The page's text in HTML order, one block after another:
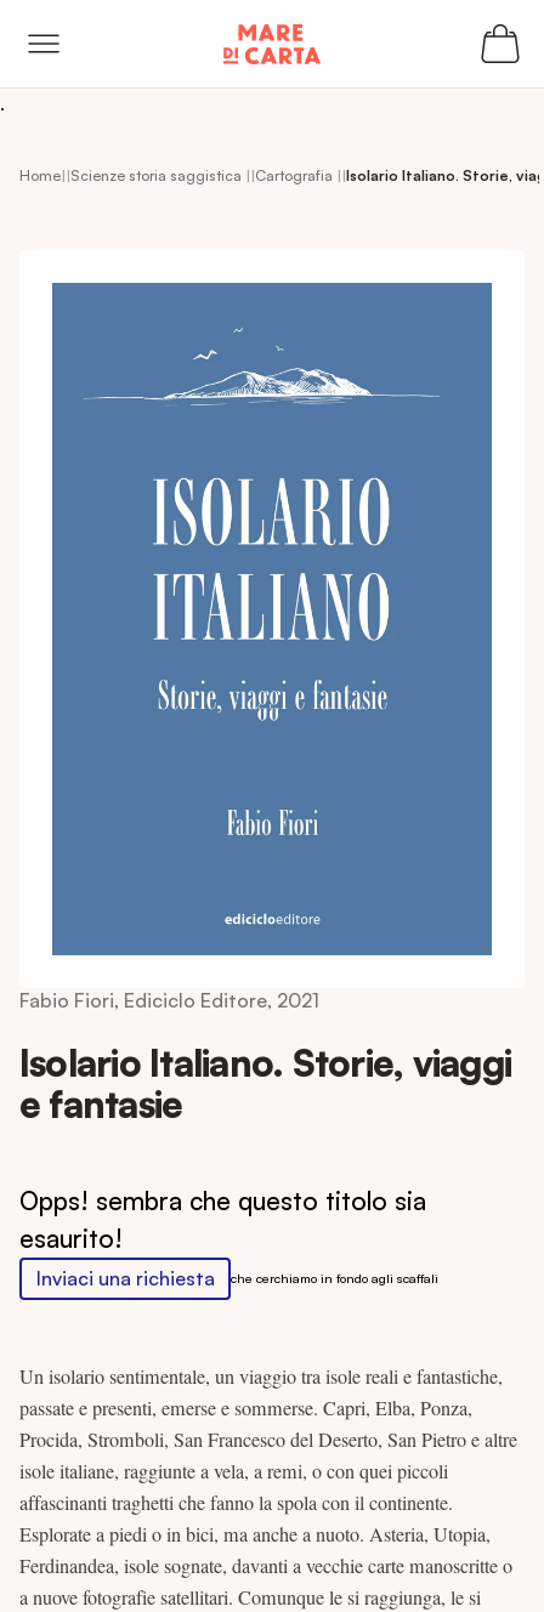
.
Home Scienze storia saggistica Cartografia Isolario Italiano. Storie,
Fabio Fiori, Ediciclo Editore, 2021
Isolario Italiano. Storie, viaggi
e fantasie
Opps! sembra che questo titolo sia
esaurito!
Inviaci una richiesta che cerchiamo in fondo agli scaffali
Un isolario sentimentale, un viaggio tra isole reali e fantastiche,
passate e presenti, emerse e sommerse. Capri, Elba, Ponza,
Procida, Stromboli, San Francesco del Deserto, San Pietro e altre
isole italiane, raggiunte a vela, a remi, o con quei piccoli
affascinanti traghetti che fanno la spola con il continente.
Esplorate a piedi o in bici, ma anche a nuoto. Asteria, Utopia,
Ferdinandea, isole sognate, davanti a vecchie carte manoscritte o
a nuove fotografie satellitari. Comunque le si raggiunga, le si